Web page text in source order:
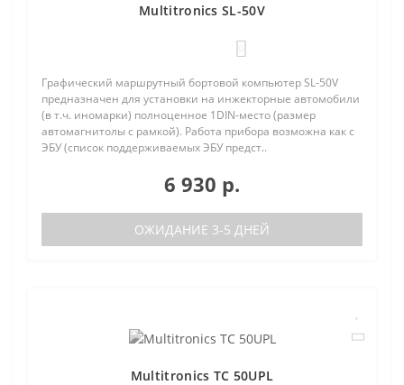
Multitronics SL-50V
Графический маршрутный бортовой компьютер SL-50V
предназначен для установки на инжекторные автомобили
(в т.ч. иномарки) полноценное 1DIN-место (размер
автомагнитолы с рамкой). Работа прибора возможна как с
ЭБУ (список поддерживаемых ЭБУ предст..
6 930 р.
ОЖИДАНИЕ 3-5 ДНЕЙ
Multitronics TC 50UPL